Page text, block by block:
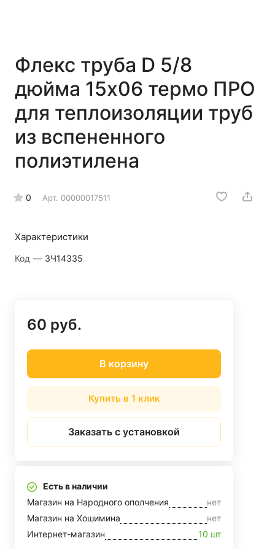
Флекс труба D 5/8
дюйма 15x06 термо ПРО
для теплоизоляции труб
из вспененного
полиэтилена
0 Арт. 00000017511
Характеристики
Код — ЗЧ14335
60 руб.
В корзину
Купить в 1 клик
Заказать с установкой
Есть в наличии
Магазин на Народного ополчения
нет
Магазин на Хошимина
нет
Интернет-магазин
10 шт